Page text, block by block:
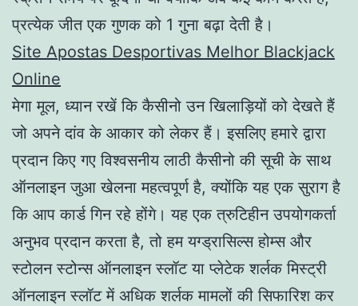
प्रत्येक जीत एक गुणक को 1 गुना बढ़ा देती है।
Site Apostas Desportivas Melhor Blackjack
Online
मेगा मूल, ध्यान रखें कि कैसीनो उन खिलाड़ियों को देखते हैं
जो अपने दांव के आकार को लेकर हैं। इसलिए हमारे द्वारा
प्रदान किए गए विश्वसनीय लाठी कैसीनो की सूची के साथ
ऑनलाइन जुआ खेलना महत्वपूर्ण है, क्योंकि यह एक सुराग है
कि आप कार्ड गिन रहे होंगे। यह एक त्रुटिहीन उपयोगकर्ता
अनुभव प्रदान करता है, तो हम यग्ड्रासिल्स होम्स और
स्टोलन स्टोन्स ऑनलाइन स्लॉट या प्लेटेक शर्लक मिस्ट्री
ऑनलाइन स्लॉट में अधिक शर्लक मामलों की सिफारिश कर